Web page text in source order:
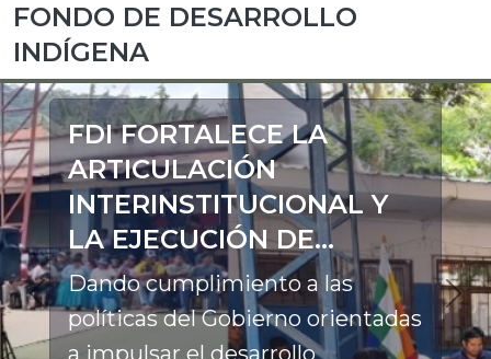
FONDO DE DESARROLLO
INDÍGENA
FDI FORTALECE LA
ARTICULACIÓN
INTERINSTITUCIONAL Y
LA EJECUCIÓN DE
PROYECTOS
PRODUCTIVOS EN LA
ASUNTA
Dando cumplimiento a las
políticas del Gobierno orientadas
a impulsar el desarrollo